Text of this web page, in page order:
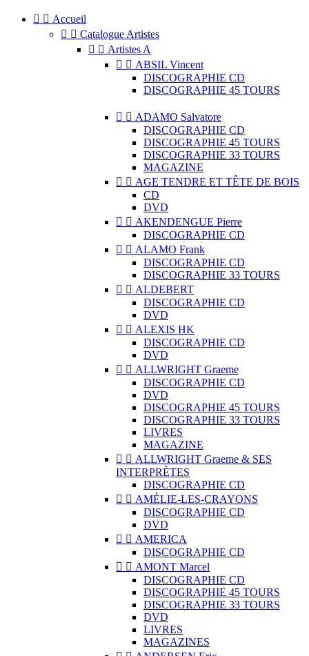
  Accueil
  Catalogue Artistes
  Artistes A
  ABSIL Vincent
DISCOGRAPHIE CD
DISCOGRAPHIE 45 TOURS
  ADAMO Salvatore
DISCOGRAPHIE CD
DISCOGRAPHIE 45 TOURS
DISCOGRAPHIE 33 TOURS
MAGAZINE
  AGE TENDRE ET TÊTE DE BOIS
CD
DVD
  AKENDENGUE Pierre
DISCOGRAPHIE CD
  ALAMO Frank
DISCOGRAPHIE CD
DISCOGRAPHIE 33 TOURS
  ALDEBERT
DISCOGRAPHIE CD
DVD
  ALEXIS HK
DISCOGRAPHIE CD
DVD
  ALLWRIGHT Graeme
DISCOGRAPHIE CD
DVD
DISCOGRAPHIE 45 TOURS
DISCOGRAPHIE 33 TOURS
LIVRES
MAGAZINE
  ALLWRIGHT Graeme & SES
INTERPRÈTES
DISCOGRAPHIE CD
  AMÉLIE-LES-CRAYONS
DISCOGRAPHIE CD
DVD
  AMERICA
DISCOGRAPHIE CD
  AMONT Marcel
DISCOGRAPHIE CD
DISCOGRAPHIE 45 TOURS
DISCOGRAPHIE 33 TOURS
DVD
LIVRES
MAGAZINES